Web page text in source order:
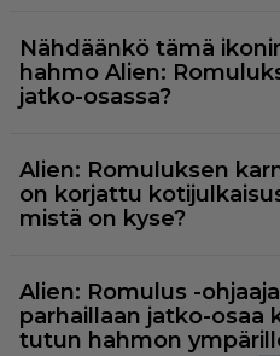
Nähdäänkö tämä
hahmo Alien:
jatko-osassa?
Alien: Romuluksen
on korjattu
mistä on kyse?
Alien: Romulus -
parhaillaan jatko-osaa
tutun hahmon